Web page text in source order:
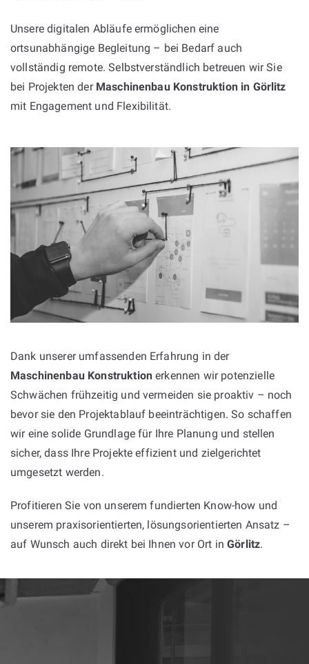
Unsere digitalen Abläufe ermöglichen eine
ortsunabhängige Begleitung – bei Bedarf auch
vollständig remote. Selbstverständlich betreuen wir Sie
bei Projekten der Maschinenbau Konstruktion in Görlitz
mit Engagement und Flexibilität.
Dank unserer umfassenden Erfahrung in der
Maschinenbau Konstruktion erkennen wir potenzielle
Schwächen frühzeitig und vermeiden sie proaktiv – noch
bevor sie den Projektablauf beeinträchtigen. So schaffen
wir eine solide Grundlage für Ihre Planung und stellen
sicher, dass Ihre Projekte effizient und zielgerichtet
umgesetzt werden.
Profitieren Sie von unserem fundierten Know-how und
unserem praxisorientierten, lösungsorientierten Ansatz –
auf Wunsch auch direkt bei Ihnen vor Ort inGörlitz.